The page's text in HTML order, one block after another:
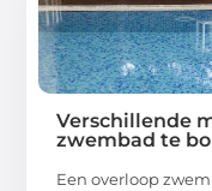
Verschillende
zwembad te
Een overloop